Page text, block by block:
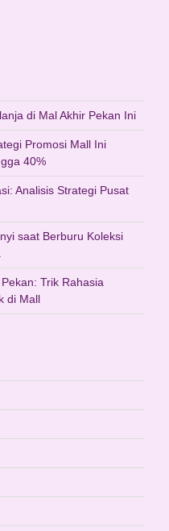
di Mal Akhir Pekan Ini
Promosi Mall Ini
40%
Analisis Strategi Pusat
saat Berburu Koleksi
Trik Rahasia
di Mall